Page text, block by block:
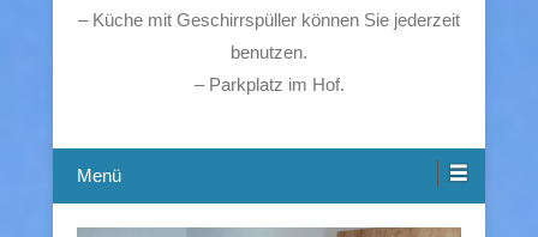
– Küche mit Geschirrspüller können Sie jederzeit
benutzen.
– Parkplatz im Hof.
Menü